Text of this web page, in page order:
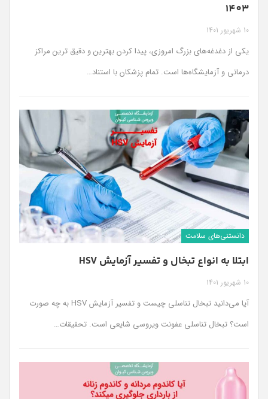
1403
10 شهریور 1401
یکی از دغدغه‌های بزرگ امروزی، پیدا کردن بهترین و دقیق ترین مراکز
درمانی و آزمایشگاه‌ها است. تمام پزشکان با استناد…
دانستنی‌های سلامت
ابتلا به انواع تبخال و تفسیر آزمایش HSV
10 شهریور 1401
آیا می‌دانید تبخال تناسلی چیست و تفسیر آزمایش HSV به چه صورت
است؟ تبخال تناسلی عفونت ویروسی شایعی است. تحقیقات…